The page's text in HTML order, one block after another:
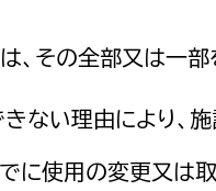
、その全部又は一部
ない理由により、
使用の変更又は取